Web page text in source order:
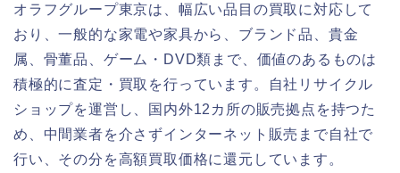
オラフグループ東京は、幅広い品目の買取に対応して
おり、一般的な家電や家具から、ブランド品、貴金
属、骨董品、ゲーム・DVD類まで、価値のあるものは
積極的に査定・買取を行っています。自社リサイクル
ショップを運営し、国内外12カ所の販売拠点を持つた
め、中間業者を介さずインターネット販売まで自社で
行い、その分を高額買取価格に還元しています。